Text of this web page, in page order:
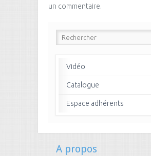
un commentaire.
Vidéo
Catalogue
Espace adhérents
A propos